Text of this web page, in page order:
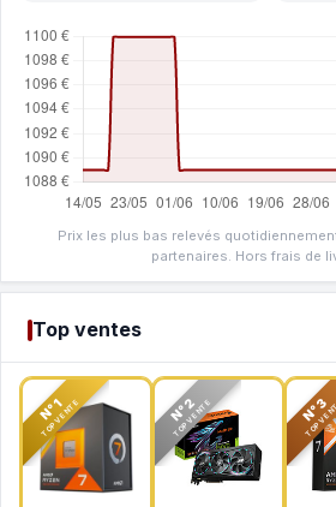
Prix les plus bas relevés
partenaires. Hors frais de
Top ventes
N°1
TOP VENTE N°2
TOP VENTE N°3
TOP